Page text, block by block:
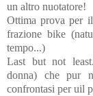
un altro nuotatore!
Ottima prova per
frazione bike
tempo...)
Last but not
donna) che pur
confrontasi per uil